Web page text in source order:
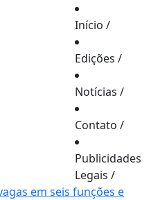
Início /
Edições /
Notícias /
Contato /
Publicidades
Legais /
em seis funções e